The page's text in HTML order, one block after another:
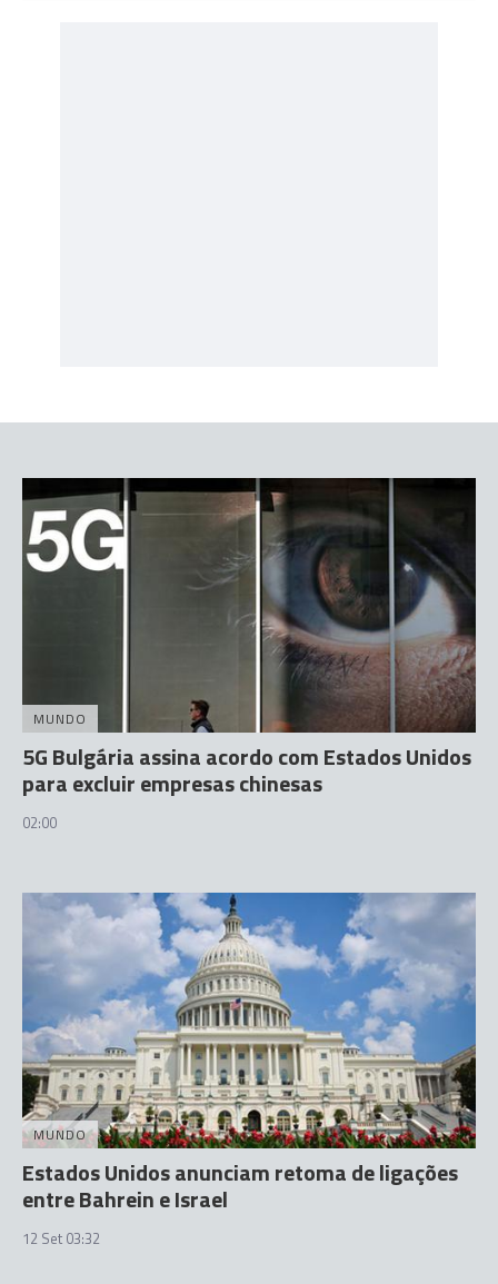
MUNDO
5G Bulgária assina acordo com Estados Unidos
para excluir empresas chinesas
02:00
MUNDO
Estados Unidos anunciam retoma de ligações
entre Bahrein e Israel
12 Set 03:32